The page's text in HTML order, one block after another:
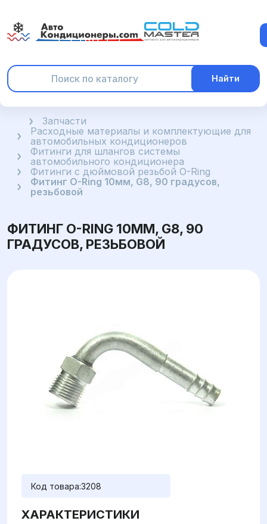
Найти
ГлавнаяЗапчасти
Расходные материалы и комплектующие для
автомобильных кондиционеров
Фитинги для шлангов системы
автомобильного кондиционера
Фитинги с дюймовой резьбой O-Ring
Фитинг O-Ring 10мм, G8, 90 градусов,
резьбовой
ФИТИНГ O-RING 10ММ, G8, 90
ГРАДУСОВ, РЕЗЬБОВОЙ
Код товара:3208
ХАРАКТЕРИСТИКИ